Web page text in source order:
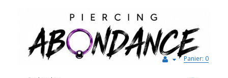
Panier: 0